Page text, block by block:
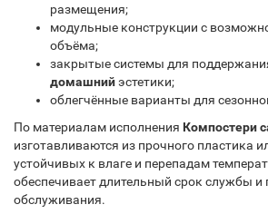
размещения;
модульные конструкции с
объёма;
закрытые системы для
домашнийэстетики;
облегчённые варианты для
По материалам исполнения Компостери
изготавливаются из прочного пластика
устойчивых к влаге и перепадам
обеспечивает длительный срок службы и
обслуживания.